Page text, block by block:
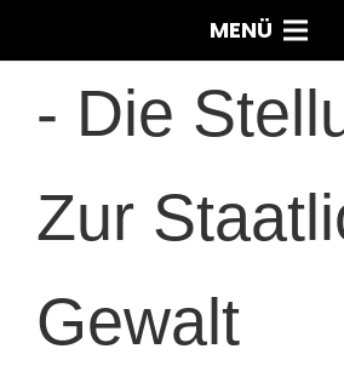
MENÜ
- Die
Zur
Gewalt